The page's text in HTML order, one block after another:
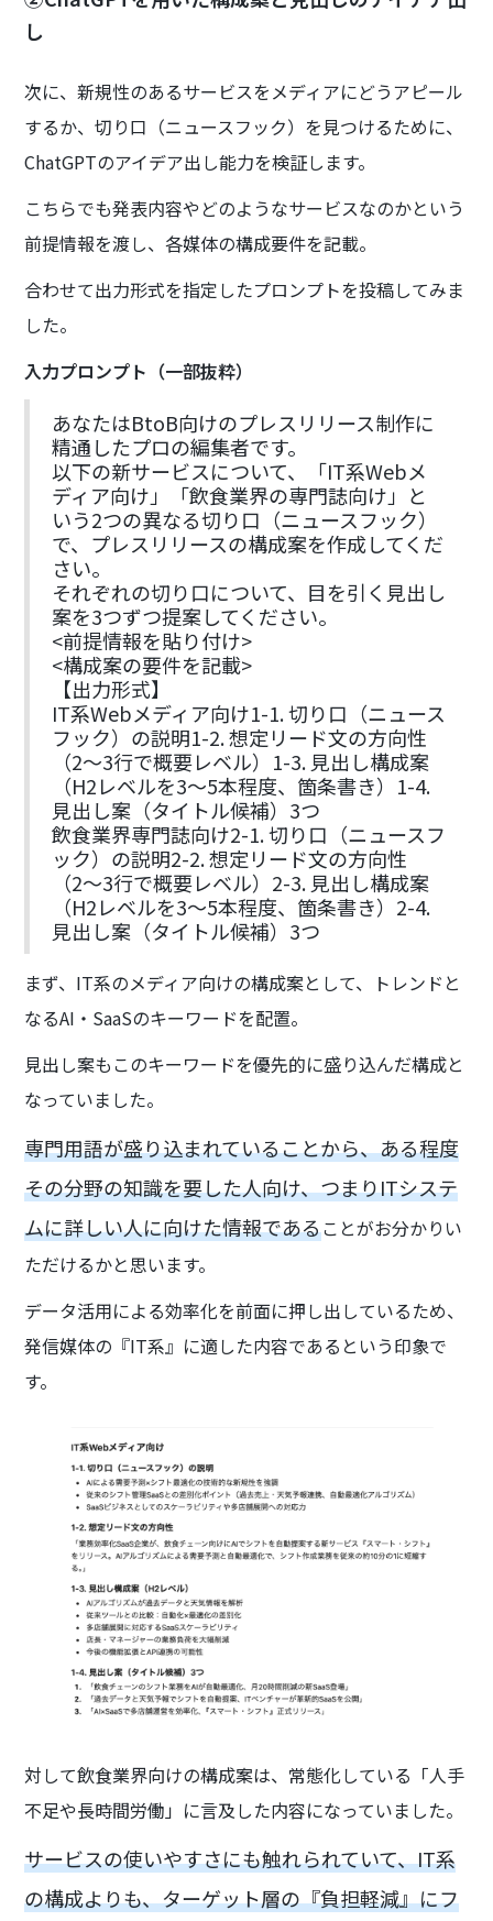
し
次に、新規性のあるサービスをメディアにどうアピール
するか、切り口（ニュースフック）を見つけるために、
ChatGPTのアイデア出し能力を検証します。
こちらでも発表内容やどのようなサービスなのかという
前提情報を渡し、各媒体の構成要件を記載。
合わせて出力形式を指定したプロンプトを投稿してみま
した。
入力プロンプト（一部抜粋）
あなたはBtoB向けのプレスリリース制作に
精通したプロの編集者です。
以下の新サービスについて、「IT系Webメ
ディア向け」「飲食業界の専門誌向け」と
いう2つの異なる切り口（ニュースフック）
で、プレスリリースの構成案を作成してくだ
さい。
それぞれの切り口について、目を引く見出し
案を3つずつ提案してください。
<前提情報を貼り付け>
<構成案の要件を記載>
【出力形式】
IT系Webメディア向け1-1. 切り口（ニュース
フック）の説明1-2. 想定リード文の方向性
（2〜3行で概要レベル）1-3. 見出し構成案
（H2レベルを3〜5本程度、箇条書き）1-4.
見出し案（タイトル候補）3つ
飲食業界専門誌向け2-1. 切り口（ニュースフ
ック）の説明2-2. 想定リード文の方向性
（2〜3行で概要レベル）2-3. 見出し構成案
（H2レベルを3〜5本程度、箇条書き）2-4.
見出し案（タイトル候補）3つ
まず、IT系のメディア向けの構成案として、トレンドと
なるAI・SaaSのキーワードを配置。
見出し案もこのキーワードを優先的に盛り込んだ構成と
なっていました。
専門用語が盛り込まれていることから、ある程度
その分野の知識を要した人向け、つまりITシステ
ムに詳しい人に向けた情報であることがお分かりい
ただけるかと思います。
データ活用による効率化を前面に押し出しているため、
発信媒体の『IT系』に適した内容であるという印象で
す。
対して飲食業界向けの構成案は、常態化している「人手
不足や長時間労働」に言及した内容になっていました。
サービスの使いやすさにも触れられていて、IT系
の構成よりも、ターゲット層の『負担軽減』にフ